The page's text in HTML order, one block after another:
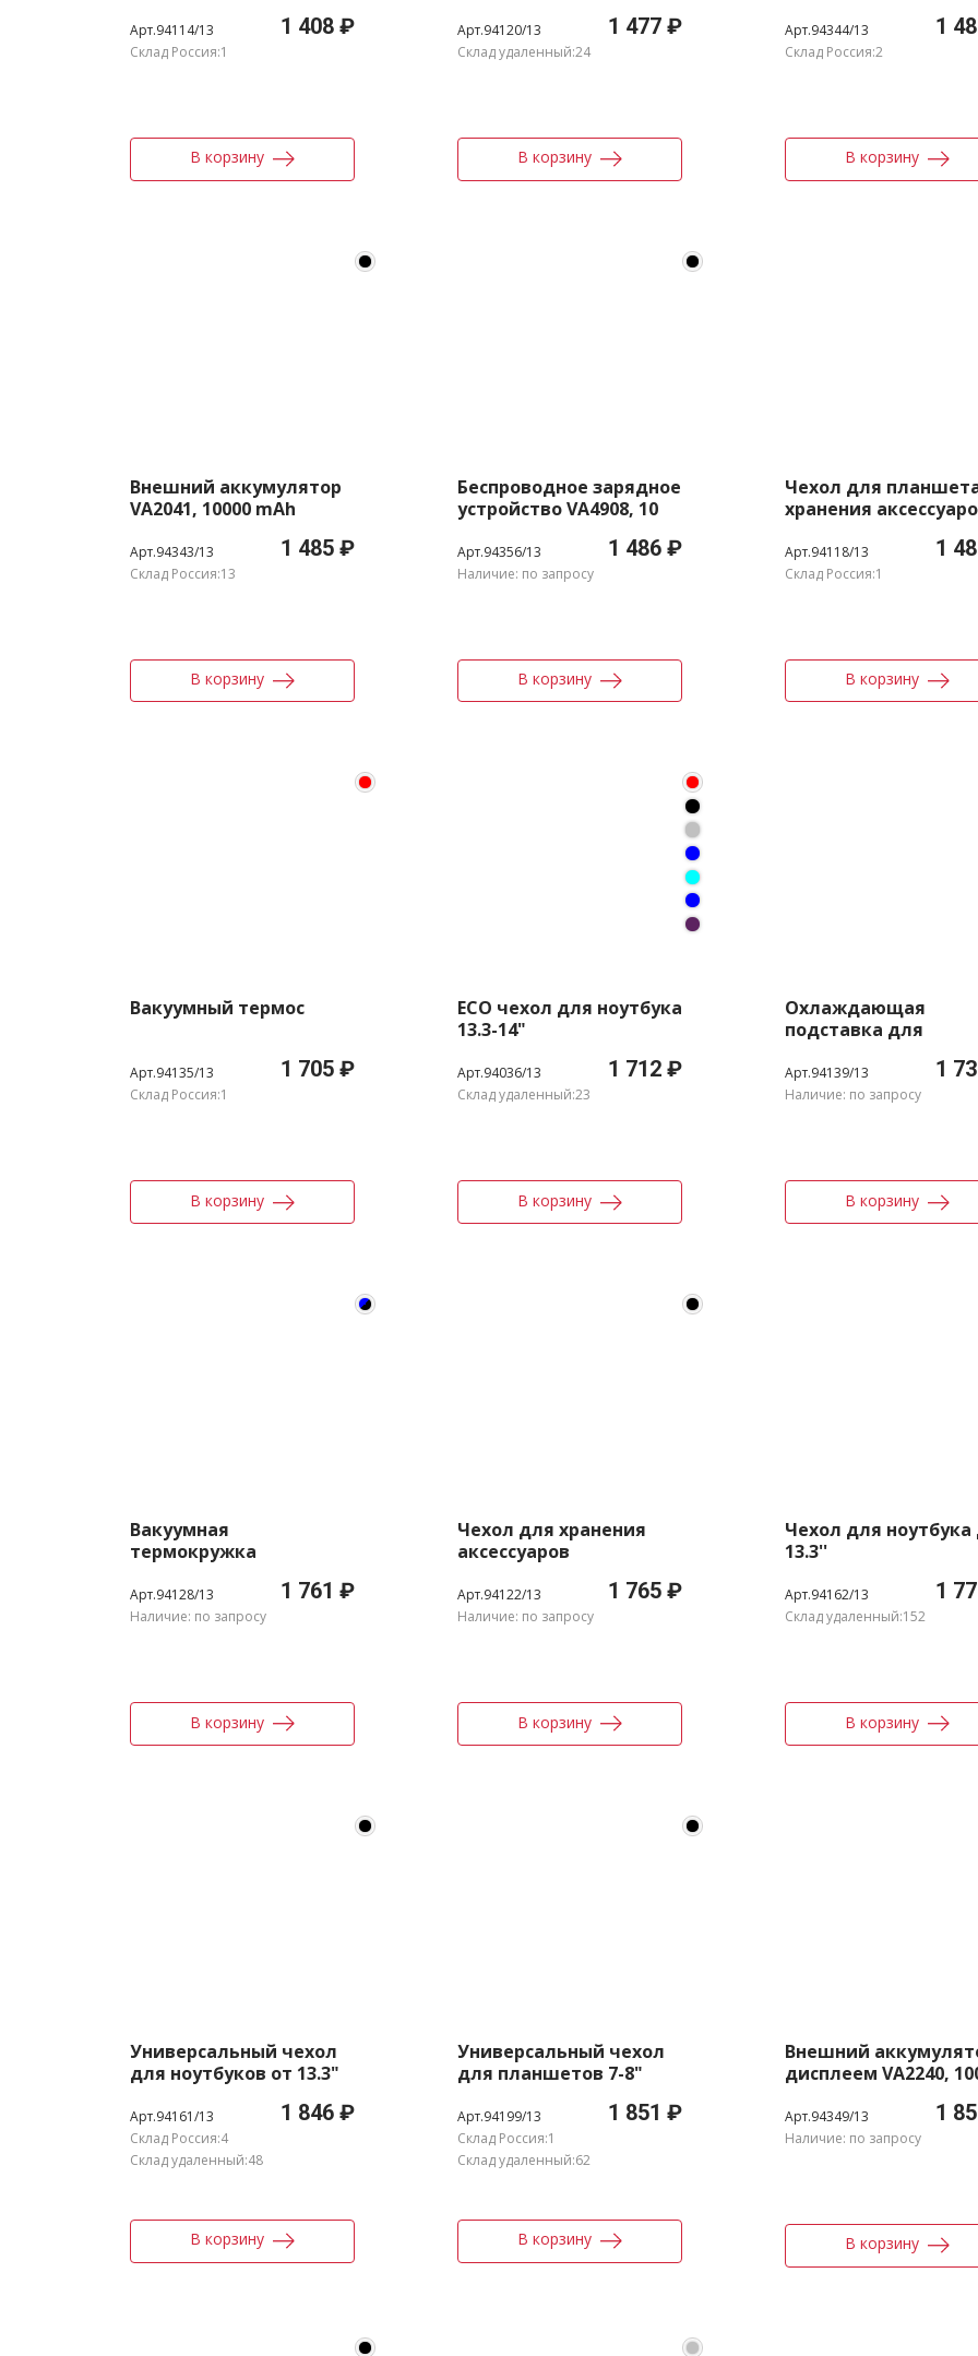
Арт.94114/13 1 408 ₽
Склад Россия:1
В корзину
Арт.94120/13 1 477 ₽
Склад удаленный:24
В корзину
Арт.94344/13 1
Склад Россия:2
В корзину
Внешний аккумулятор
VA2041, 10000 mAh
Арт.94343/13 1 485 ₽
Склад Россия:13
В корзину
Беспроводное зарядное
устройство VA4908, 10
Арт.94356/13 1 486 ₽
Наличие: по запросу
В корзину
Чехол для
хранения
Арт.94118/13 1
Склад Россия:1
В корзину
Вакуумный термос
Арт.94135/13 1 705 ₽
Склад Россия:1
В корзину
ECO чехол для ноутбука
13.3-14"
Арт.94036/13 1 712 ₽
Склад удаленный:23
В корзину
Охлаждающая
подставка для
Арт.94139/13 1
Наличие: по запросу
В корзину
Вакуумная
термокружка
Арт.94128/13 1 761 ₽
Наличие: по запросу
В корзину
Чехол для хранения
аксессуаров
Арт.94122/13 1 765 ₽
Наличие: по запросу
В корзину
Чехол для ноутбука
13.3''
Арт.94162/13 1
Склад удаленный:152
В корзину
Универсальный чехол
для ноутбуков от 13.3"
Арт.94161/13 1 846 ₽
Склад Россия:4
Склад удаленный:48
В корзину
Универсальный чехол
для планшетов 7-8"
Арт.94199/13 1 851 ₽
Склад Россия:1
Склад удаленный:62
В корзину
Внешний
дисплеем VA2240,
Арт.94349/13 1
Наличие: по запросу
В корзину